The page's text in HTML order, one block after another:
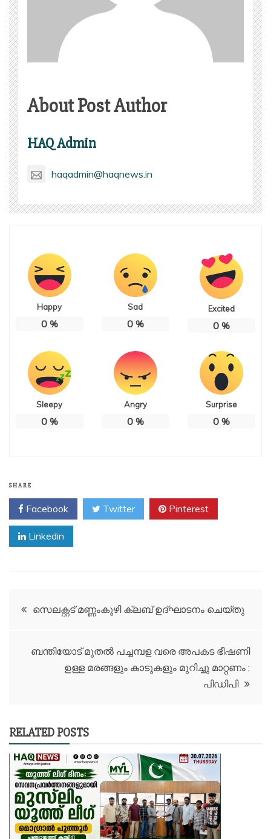
About Post Author
HAQ Admin
haqadmin@haqnews.in
Happy
0%
Sad
0%
Excited
0%
Sleepy
0%
Angry
0%
Surprise
0%
SHARE
Facebook Twitter Pinterest
Linkedin
Postസെലക്റ്റട് മണ്ണംകുഴി ക്ലബ് ഉദ്ഘാടനം ചെയ്തു
ബന്തിയോട് മുതൽ പച്ചമ്പള വരെ അപകട ഭീഷണി
ഉള്ള മരങ്ങളും കാടുകളും മുറിച്ചു മാറ്റണം ;
പിഡിപി
RELATED POSTS